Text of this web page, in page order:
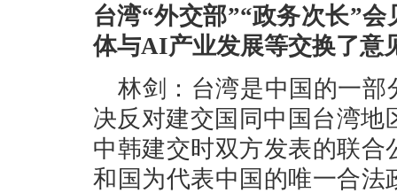
台湾“外交部”“政务次长”
体与AI产业发展等交换了意
林剑：台湾是中国的一部
决反对建交国同中国台湾地
中韩建交时双方发表的联
和国为代表中国的唯一合